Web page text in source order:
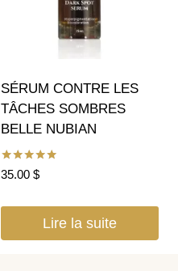
SÉRUM CONTRE LES
TÂCHES SOMBRES
BELLE NUBIAN
Note
5.00
35.00 $
Lire la suite